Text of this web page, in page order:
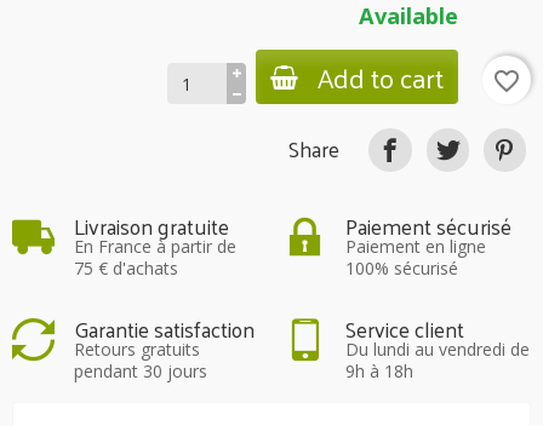
Available
Add to cart favorite_border
Share
Livraison gratuite
En France à partir de
75 € d'achats
Paiement sécurisé
Paiement en ligne
100% sécurisé
Garantie satisfaction
Retours gratuits
pendant 30 jours
Service client
Du lundi au vendredi de
9h à 18h